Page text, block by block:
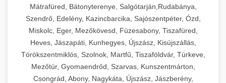
Mátrafüred, Bátonyterenye, Salgótarján,Rudabánya,
Szendrő, Edelény, Kazincbarcika, Sajószentpéter, Ózd,
Miskolc, Eger, Mezőkövesd, Füzesabony, Tiszafüred,
Heves, Jászapáti, Kunhegyes, Újszász, Kisújszállás,
Törökszentmiklós, Szolnok, Martfű, Tiszaföldvár, Túrkeve,
Mezőtúr, Gyomaendrőd, Szarvas, Kunszentmárton,
Csongrád, Abony, Nagykáta, Újszász, Jászberény,